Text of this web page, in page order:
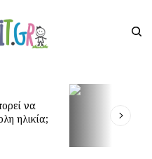
Δίδυμα και ύπνος: μυστικά
για πιο ήρεμες νύχτες